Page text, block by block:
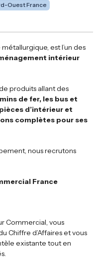
Ouest France
est l’un des
intérieur
produits allant des
de fer, les bus et
d’intérieur et
complètes pour ses
nous recrutons
France
Commercial, vous
Chiffre d’Affaires et vous
existante tout en